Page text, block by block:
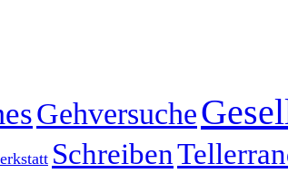
Gehversuche
Schreiben